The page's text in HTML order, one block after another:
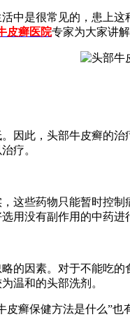
中是很常见的，患上
皮癣医院专家为大家讲解
因此，头部牛皮癣的
疗。
这些药物只能暂时控
用没有副作用的中药进
的因素。对于不能吃
温和的头部洗剂。
皮癣保健方法是什么”